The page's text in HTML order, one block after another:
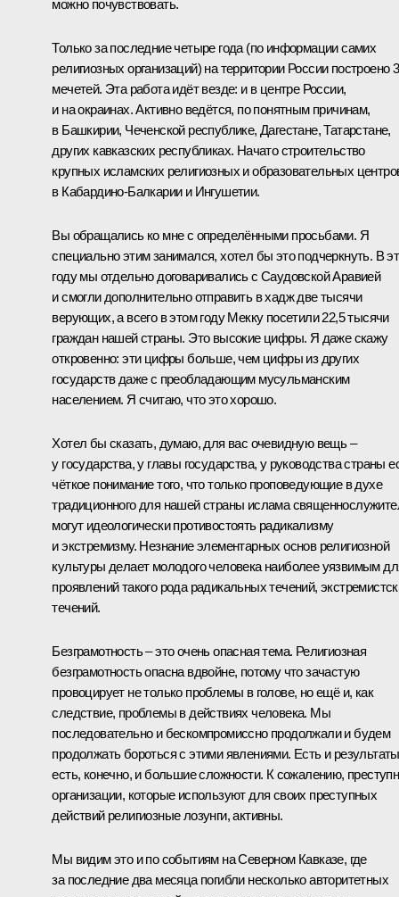
можно почувствовать.
Только за последние четыре года (по информации самих
религиозных организаций) на территории России построено
мечетей. Эта работа идёт везде: и в центре России,
и на окраинах. Активно ведётся, по понятным причинам,
в Башкирии, Чеченской республике, Дагестане, Татарстане,
других кавказских республиках. Начато строительство
крупных исламских религиозных и образовательных
в Кабардино-Балкарии и Ингушетии.
Вы обращались ко мне с определёнными просьбами. Я
специально этим занимался, хотел бы это подчеркнуть. В
году мы отдельно договаривались с Саудовской Аравией
и смогли дополнительно отправить в хадж две тысячи
верующих, а всего в этом году Мекку посетили 22,5 тысячи
граждан нашей страны. Это высокие цифры. Я даже скажу
откровенно: эти цифры больше, чем цифры из других
государств даже с преобладающим мусульманским
населением. Я считаю, что это хорошо.
Хотел бы сказать, думаю, для вас очевидную вещь –
у государства, у главы государства, у руководства страны
чёткое понимание того, что только проповедующие в духе
традиционного для нашей страны ислама
могут идеологически противостоять радикализму
и экстремизму. Незнание элементарных основ религиозной
культуры делает молодого человека наиболее уязвимым
проявлений такого рода радикальных течений,
течений.
Безграмотность – это очень опасная тема. Религиозная
безграмотность опасна вдвойне, потому что зачастую
провоцирует не только проблемы в голове, но ещё и, как
следствие, проблемы в действиях человека. Мы
последовательно и бескомпромиссно продолжали и будем
продолжать бороться с этими явлениями. Есть и
есть, конечно, и большие сложности. К сожалению,
организации, которые используют для своих преступных
действий религиозные лозунги, активны.
Мы видим это и по событиям на Северном Кавказе, где
за последние два месяца погибли несколько авторитетных